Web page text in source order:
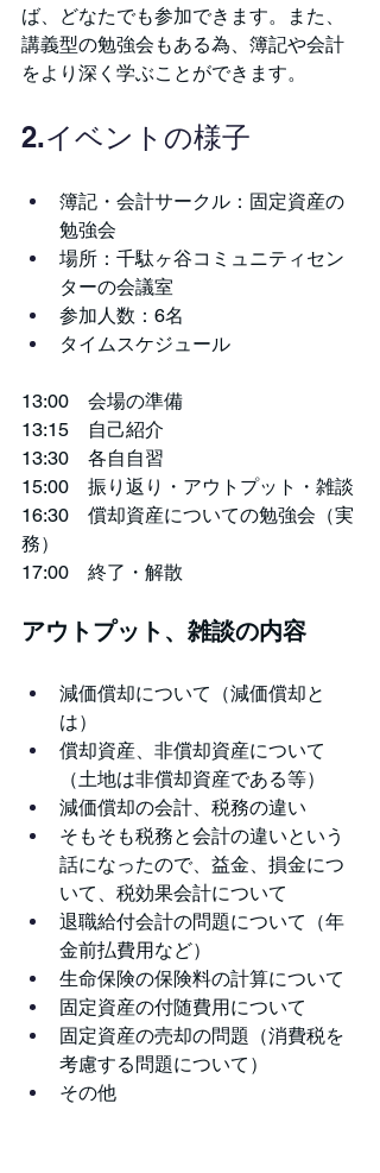
ば、どなたでも参加できます。また、
講義型の勉強会もある為、簿記や会計
をより深く学ぶことができます。
2.イベントの様子
簿記・会計サークル：固定資産の
勉強会
場所：千駄ヶ谷コミュニティセン
ターの会議室
参加人数：6名
タイムスケジュール
13:00　会場の準備
13:15　自己紹介
13:30　各自自習
15:00　振り返り・アウトプット・雑談
16:30　償却資産についての勉強会（実
務）
17:00　終了・解散
アウトプット、雑談の内容
減価償却について（減価償却と
は）
償却資産、非償却資産について
（土地は非償却資産である等）
減価償却の会計、税務の違い
そもそも税務と会計の違いという
話になったので、益金、損金につ
いて、税効果会計について
退職給付会計の問題について（年
金前払費用など）
生命保険の保険料の計算について
固定資産の付随費用について
固定資産の売却の問題（消費税を
考慮する問題について）
その他